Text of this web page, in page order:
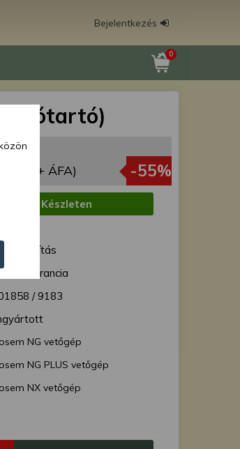
Bejelentkezés
0
Ft + ÁFA) -55%
Készleten
szállítás
garancia
/ 9183
NG vetőgép
NG PLUS vetőgép
NX vetőgép